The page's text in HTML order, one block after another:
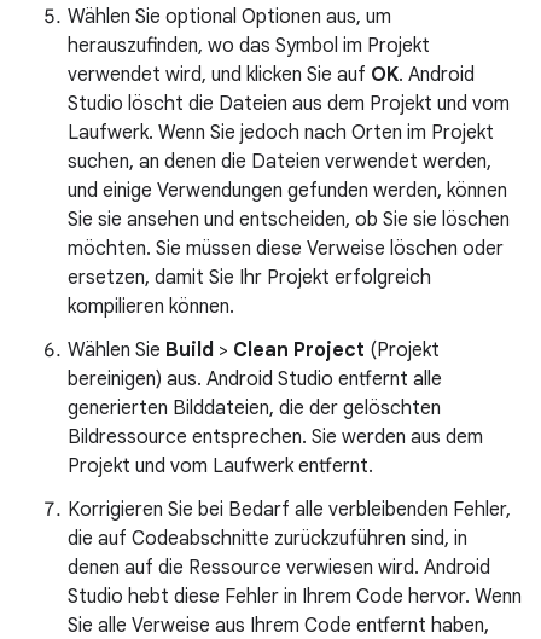
Wählen Sie optional Optionen aus, um
herauszufinden, wo das Symbol im Projekt
verwendet wird, und klicken Sie auf OK. Android
Studio löscht die Dateien aus dem Projekt und vom
Laufwerk. Wenn Sie jedoch nach Orten im Projekt
suchen, an denen die Dateien verwendet werden,
und einige Verwendungen gefunden werden, können
Sie sie ansehen und entscheiden, ob Sie sie löschen
möchten. Sie müssen diese Verweise löschen oder
ersetzen, damit Sie Ihr Projekt erfolgreich
kompilieren können.
Wählen Sie Build > Clean Project (Projekt
bereinigen) aus. Android Studio entfernt alle
generierten Bilddateien, die der gelöschten
Bildressource entsprechen. Sie werden aus dem
Projekt und vom Laufwerk entfernt.
Korrigieren Sie bei Bedarf alle verbleibenden Fehler,
die auf Codeabschnitte zurückzuführen sind, in
denen auf die Ressource verwiesen wird. Android
Studio hebt diese Fehler in Ihrem Code hervor. Wenn
Sie alle Verweise aus Ihrem Code entfernt haben,